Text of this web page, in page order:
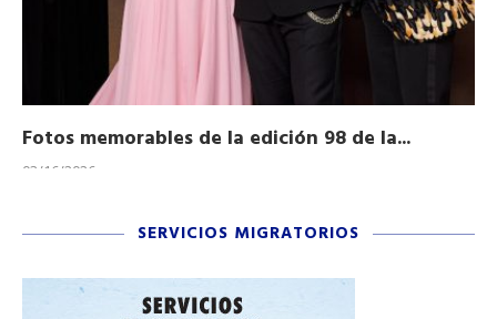
Fotos memorables de la edición 98 de la...
03/16/2026
SERVICIOS MIGRATORIOS